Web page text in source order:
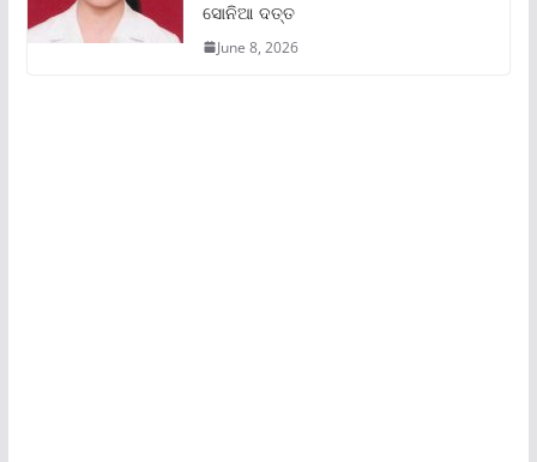
ସୋନିଆ ଦତ୍ତ
June 8, 2026